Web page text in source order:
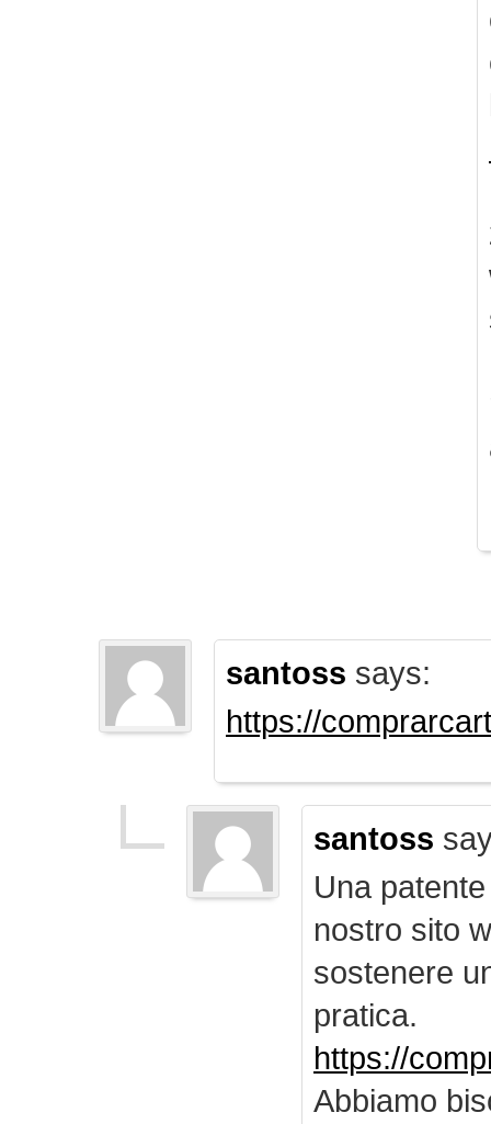
santoss says:
https://
santoss
Una
nostro sito
sostenere
pratica.
https://
Abbiamo